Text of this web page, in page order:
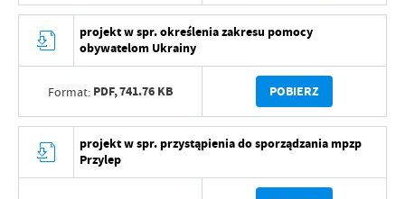
projekt w spr. określenia zakresu pomocy
obywatelom Ukrainy
Format: PDF,741.76 KB POBIERZ
projekt w spr. przystąpienia do sporządzania mpzp
Przylep